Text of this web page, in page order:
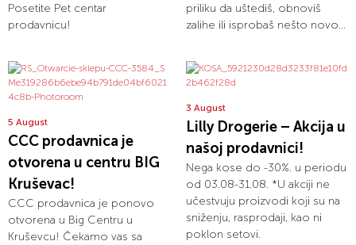
Posetite Pet centar
prodavnicu!
priliku da uštediš, obnoviš
zalihe ili isprobaš nešto novo...
5 August
CCC prodavnica je
otvorena u centru BIG
Kruševac!
CCC prodavnica je ponovo
otvorena u Big Centru u
Kruševcu! Čekamo vas sa
3 August
Lilly Drogerie – Akcija u
našoj prodavnici!
Nega kose do -30%. u periodu
od 03.08-31.08. *U akciji ne
učestvuju proizvodi koji su na
sniženju, rasprodaji, kao ni
poklon setovi.